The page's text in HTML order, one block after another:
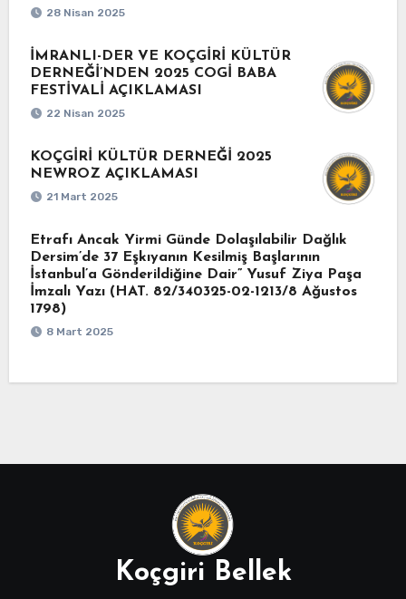
28 Nisan 2025
İMRANLI-DER VE KOÇGİRİ KÜLTÜR
DERNEĞİ’NDEN 2025 COGİ BABA
FESTİVALİ AÇIKLAMASI
22 Nisan 2025
KOÇGİRİ KÜLTÜR DERNEĞİ 2025
NEWROZ AÇIKLAMASI
21 Mart 2025
Etrafı Ancak Yirmi Günde Dolaşılabilir Dağlık
Dersim’de 37 Eşkıyanın Kesilmiş Başlarının
İstanbul’a Gönderildiğine Dair” Yusuf Ziya Paşa
İmzalı Yazı (HAT. 82/340325-02-1213/8 Ağustos
1798)
8 Mart 2025
Koçgiri Bellek